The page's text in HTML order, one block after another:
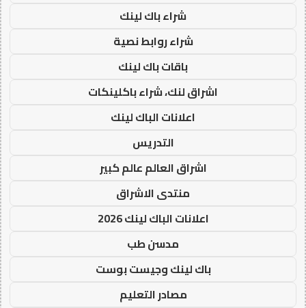
شراء باك لينك
شراء روابط نصية
باقات باك لينك
اشراق لنك، شراء باكلينكات
اعلانات الباك لينك
التدريس
اشراق العالم عالم كبير
منتدى الاشراق
اعلانات الباك لينك 2026
مدسن طب
باك لينك وجيست بوست
مصادر التعليم